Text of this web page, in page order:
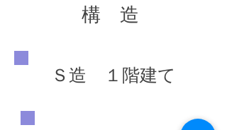
構 造
Ｓ造 １階建て